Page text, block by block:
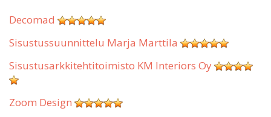
Decomad
Sisustussuunnittelu Marja Marttila
Sisustusarkkitehtitoimisto KM Interiors Oy
Zoom Design